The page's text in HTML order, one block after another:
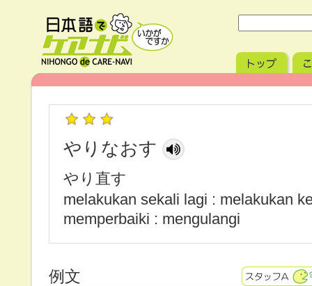
やりなおす
やり直す
melakukan sekali lagi : melakukan
memperbaiki : mengulangi
例文